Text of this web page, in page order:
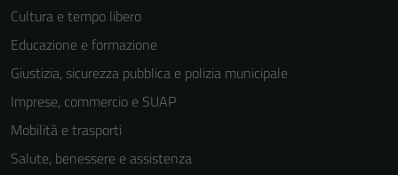
Cultura e tempo libero
Educazione e formazione
Giustizia, sicurezza pubblica e polizia municipale
Imprese, commercio e SUAP
Mobilità e trasporti
Salute, benessere e assistenza